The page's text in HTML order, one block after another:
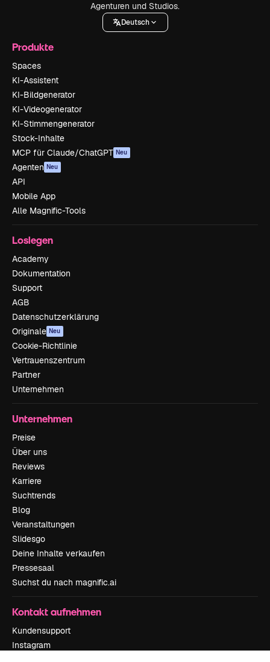
Agenturen und Studios.
Deutsch
Produkte
Spaces
KI-Assistent
KI-Bildgenerator
KI-Videogenerator
KI-Stimmengenerator
Stock-Inhalte
MCP für Claude/ChatGPT Neu
Agenten Neu
API
Mobile App
Alle Magnific-Tools
Loslegen
Academy
Dokumentation
Support
AGB
Datenschutzerklärung
Originale Neu
Cookie-Richtlinie
Vertrauenszentrum
Partner
Unternehmen
Unternehmen
Preise
Über uns
Reviews
Karriere
Suchtrends
Blog
Veranstaltungen
Slidesgo
Deine Inhalte verkaufen
Pressesaal
Suchst du nach magnific.ai
Kontakt aufnehmen
Kundensupport
Instagram